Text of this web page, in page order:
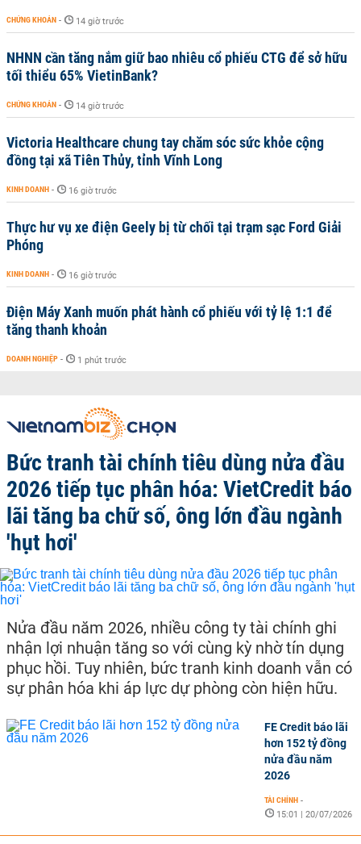
CHỨNG KHOÁN - 14 giờ trước
NHNN cần tăng nắm giữ bao nhiêu cổ phiếu CTG để sở hữu
tối thiểu 65% VietinBank?
CHỨNG KHOÁN - 14 giờ trước
Victoria Healthcare chung tay chăm sóc sức khỏe cộng
đồng tại xã Tiên Thủy, tỉnh Vĩnh Long
KINH DOANH - 16 giờ trước
Thực hư vụ xe điện Geely bị từ chối tại trạm sạc Ford Giải
Phóng
KINH DOANH - 16 giờ trước
Điện Máy Xanh muốn phát hành cổ phiếu với tỷ lệ 1:1 để
tăng thanh khoản
DOANH NGHIỆP - 1 phút trước
Bức tranh tài chính tiêu dùng nửa đầu
2026 tiếp tục phân hóa: VietCredit báo
lãi tăng ba chữ số, ông lớn đầu ngành
'hụt hơi'
Nửa đầu năm 2026, nhiều công ty tài chính ghi
nhận lợi nhuận tăng so với cùng kỳ nhờ tín dụng
phục hồi. Tuy nhiên, bức tranh kinh doanh vẫn có
sự phân hóa khi áp lực dự phòng còn hiện hữu.
FE Credit báo lãi
hơn 152 tỷ đồng
nửa đầu năm
2026
TÀI CHÍNH -
15:01 | 20/07/2026